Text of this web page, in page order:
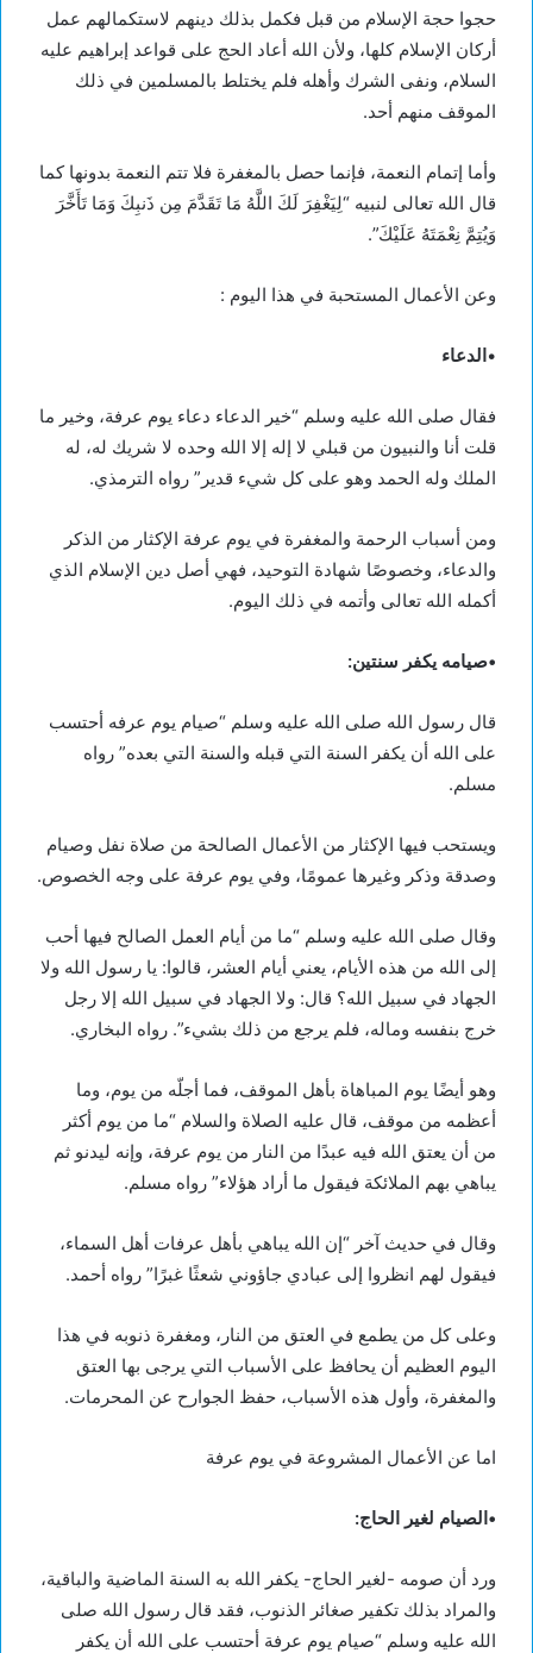
حجوا حجة الإسلام من قبل فكمل بذلك دينهم لاستكمالهم عمل
أركان الإسلام كلها، ولأن الله أعاد الحج على قواعد إبراهيم عليه
السلام، ونفى الشرك وأهله فلم يختلط بالمسلمين في ذلك
الموقف منهم أحد.
وأما إتمام النعمة، فإنما حصل بالمغفرة فلا تتم النعمة بدونها كما
قال الله تعالى لنبيه “لِيَغْفِرَ لَكَ اللَّهُ مَا تَقَدَّمَ مِن ذَنبِكَ وَمَا تَأَخَّرَ
وَيُتِمَّ نِعْمَتَهُ عَلَيْكَ”.
وعن الأعمال المستحبة في هذا اليوم :
•الدعاء
فقال صلى الله عليه وسلم “خير الدعاء دعاء يوم عرفة، وخير ما
قلت أنا والنبيون من قبلي لا إله إلا الله وحده لا شريك له، له
الملك وله الحمد وهو على كل شيء قدير” رواه الترمذي.
ومن أسباب الرحمة والمغفرة في يوم عرفة الإكثار من الذكر
والدعاء، وخصوصًا شهادة التوحيد، فهي أصل دين الإسلام الذي
أكمله الله تعالى وأتمه في ذلك اليوم.
•صيامه يكفر سنتين:
قال رسول الله صلى الله عليه وسلم “صيام يوم عرفه أحتسب
على الله أن يكفر السنة التي قبله والسنة التي بعده” رواه
مسلم.
ويستحب فيها الإكثار من الأعمال الصالحة من صلاة نفل وصيام
وصدقة وذكر وغيرها عمومًا، وفي يوم عرفة على وجه الخصوص.
وقال صلى الله عليه وسلم “ما من أيام العمل الصالح فيها أحب
إلى الله من هذه الأيام، يعني أيام العشر، قالوا: يا رسول الله ولا
الجهاد في سبيل الله؟ قال: ولا الجهاد في سبيل الله إلا رجل
خرج بنفسه وماله، فلم يرجع من ذلك بشيء”. رواه البخاري.
وهو أيضًا يوم المباهاة بأهل الموقف، فما أجلّه من يوم، وما
أعظمه من موقف، قال عليه الصلاة والسلام “ما من يوم أكثر
من أن يعتق الله فيه عبدًا من النار من يوم عرفة، وإنه ليدنو ثم
يباهي بهم الملائكة فيقول ما أراد هؤلاء” رواه مسلم.
وقال في حديث آخر “إن الله يباهي بأهل عرفات أهل السماء،
فيقول لهم انظروا إلى عبادي جاؤوني شعثًا غبرًا” رواه أحمد.
وعلى كل من يطمع في العتق من النار، ومغفرة ذنوبه في هذا
اليوم العظيم أن يحافظ على الأسباب التي يرجى بها العتق
والمغفرة، وأول هذه الأسباب، حفظ الجوارح عن المحرمات.
اما عن الأعمال المشروعة في يوم عرفة
•الصيام لغير الحاج:
ورد أن صومه -لغير الحاج- يكفر الله به السنة الماضية والباقية،
والمراد بذلك تكفير صغائر الذنوب، فقد قال رسول الله صلى
الله عليه وسلم “صيام يوم عرفة أحتسب على الله أن يكفر